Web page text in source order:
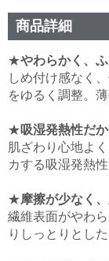
商品詳細
★やわらかく、
しめ付け感なく
をゆるく調整。
★吸湿発熱性だ
肌ざわり心地よ
カする吸湿発熱性
★摩擦が少なく
繊維表面がやわ
りしっとりとし